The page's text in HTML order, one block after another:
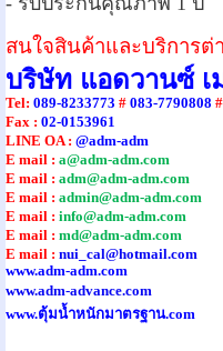
สนใจสินค้าและบริการ
บริษัท แอดวานซ์ เ
Tel: 089-8233773 # 083-7790808 #
Fax : 02-0153961
LINE OA : @adm-adm
E mail : a@adm-adm.com
E mail : adm@adm-adm.com
E mail : admin@adm-adm.com
E mail : info@adm-adm.com
E mail : md@adm-adm.com
E mail : nui_cal@hotmail.com
www.adm-adm.com
www.adm-advance.com
www.ตุ้มน้ำหนักมาตรฐาน.com